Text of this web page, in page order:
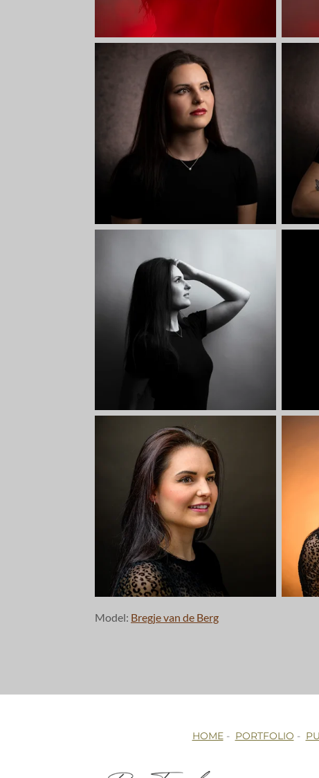
Model: Bregje van de Berg
HOME- PORTFOLIO -